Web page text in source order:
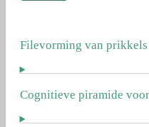
Filevorming van prikkels
Cognitieve piramide